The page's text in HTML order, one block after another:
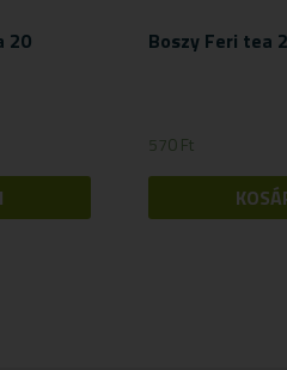
20 Boszy Feri tea
570Ft